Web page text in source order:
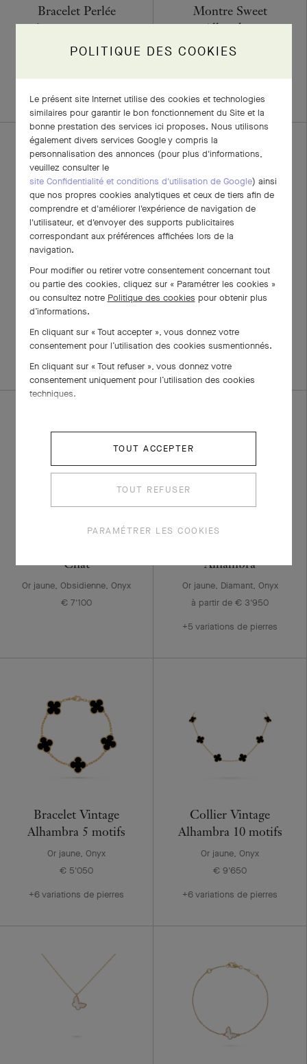
Bracelet Perlée
signature, moyen
modèle
Montre Sweet
Alhambra
Or jaune, Diamant, Nacre
Bague Frivole 1 fleur
petit modèle
Or jaune, Diamant
à partir de € 3'600
Pendentif Deux
Papillons
€ 17'500
Chat
Or jaune, Obsidienne, Onyx
€ 7'100
Alhambra
Or jaune, Diamant, Onyx
à partir de € 3'950
+5 variations de pierres
Bracelet Vintage
Alhambra 5 motifs
Or jaune, Onyx
€ 5'050
+6 variations de pierres
Collier Vintage
Alhambra 10 motifs
Or jaune, Onyx
€ 9'650
+6 variations de pierres
POLITIQUE DES COOKIES
Le présent site Internet utilise des cookies et technologies
similaires pour garantir le bon fonctionnement du Site et la
bonne prestation des services ici proposes. Nous utilisons
également divers services Google y compris la
personnalisation des annonces (pour plus d'informations,
veuillez consulter le
site Confidentialité et conditions d'utilisation de Google) ainsi
que nos propres cookies analytiques et ceux de tiers afin de
comprendre et d'améliorer l'expérience de navigation de
l'utilisateur, et d'envoyer des supports publicitaires
correspondant aux préférences affichées lors de la
navigation.
Pour modifier ou retirer votre consentement concernant tout
ou partie des cookies, cliquez sur « Paramétrer les cookies »
ou consultez notre Politique des cookies pour obtenir plus
d’informations.
En cliquant sur « Tout accepter », vous donnez votre
consentement pour l’utilisation des cookies susmentionnés.
En cliquant sur « Tout refuser », vous donnez votre
consentement uniquement pour l’utilisation des cookies
techniques.
TOUT ACCEPTER
TOUT REFUSER
PARAMÉTRER LES COOKIES